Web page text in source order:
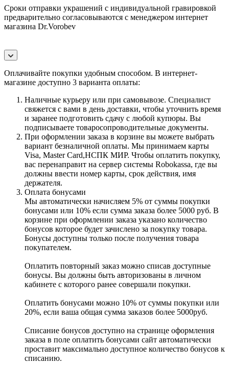
Сроки отправки украшений с индивидуальной гравировкой
предварительно согласовываются с менеджером интернет
магазина Dr.Vorobev
Оплачивайте покупки удобным способом. В интернет-
магазине доступно 3 варианта оплаты:
Наличные курьеру или при самовывозе. Специалист
свяжется с вами в день доставки, чтобы уточнить время
и заранее подготовить сдачу с любой купюры. Вы
подписываете товаросопроводительные документы.
При оформлении заказа в корзине вы можете выбрать
вариант безналичной оплаты. Мы принимаем карты
Visa, Master Card,НСПК МИР. Чтобы оплатить покупку,
вас перенаправит на сервер системы Robokassa, где вы
должны ввести номер карты, срок действия, имя
держателя.
Оплата бонусами
Мы автоматически начисляем 5% от суммы покупки
бонусами или 10% если сумма заказа более 5000 руб. В
корзине при оформлении заказа указано количество
бонусов которое будет зачислено за покупку товара.
Бонусы доступны только после получения товара
покупателем.
Оплатить повторный заказ можно списав доступные
бонусы. Вы должны быть авторизованы в личном
кабинете с которого ранее совершали покупки.
Оплатить бонусами можно 10% от суммы покупки или
20%, если ваша общая сумма заказов более 5000руб.
Списание бонусов доступно на странице оформления
заказа в поле оплатить бонусами сайт автоматически
проставит максимально доступное количество бонусов к
списанию.